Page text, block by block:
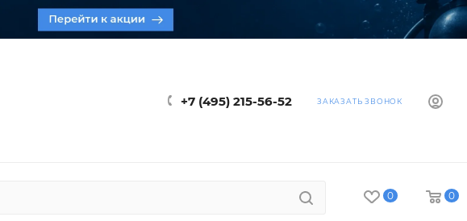
+7 (495) 215-56-52 ЗАКАЗАТЬ ЗВОНОК
0 0